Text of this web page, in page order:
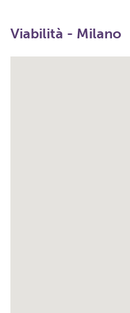
Viabilità - Milano